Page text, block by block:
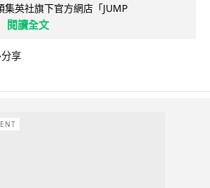
英社旗下官方網店「JUMP
閱讀全文
分享